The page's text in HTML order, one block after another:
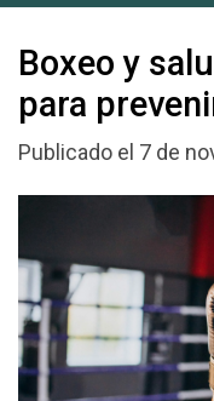
Boxeo y
para
Publicado el 7 de